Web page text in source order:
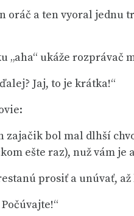
oráč a ten vyoral
„aha“ ukáže rozprávač
Jaj, to je krátka!“
zajačik bol mal dlhší
ešte raz), nuž vám je
prosiť a unúvať,